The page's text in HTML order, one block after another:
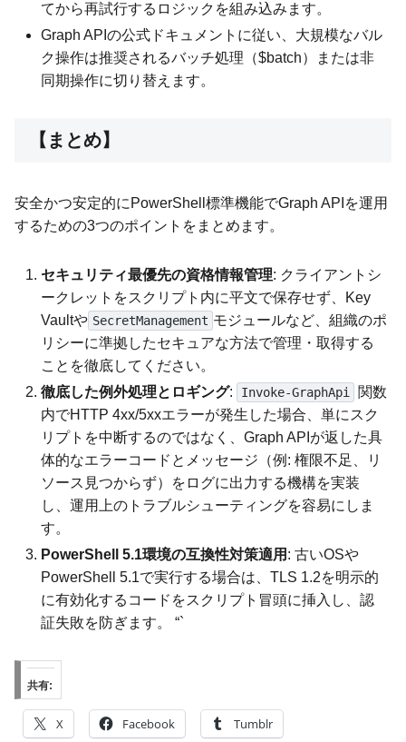
てから再試行するロジックを組み込みます。
Graph APIの公式ドキュメントに従い、大規模なバル
ク操作は推奨されるバッチ処理（$batch）または非
同期操作に切り替えます。
【まとめ】
安全かつ安定的にPowerShell標準機能でGraph APIを運用
するための3つのポイントをまとめます。
セキュリティ最優先の資格情報管理: クライアントシ
ークレットをスクリプト内に平文で保存せず、Key
Vaultや SecretManagement モジュールなど、組織のポ
リシーに準拠したセキュアな方法で管理・取得する
ことを徹底してください。
徹底した例外処理とロギング: Invoke-GraphApi
関数
内でHTTP 4xx/5xxエラーが発生した場合、単にスク
リプトを中断するのではなく、Graph APIが返した具
体的なエラーコードとメッセージ（例: 権限不足、リ
ソース見つからず）をログに出力する機構を実装
し、運用上のトラブルシューティングを容易にしま
す。
PowerShell 5.1環境の互換性対策適用 : 古いOSや
PowerShell 5.1で実行する場合は、TLS 1.2を明示的
に有効化するコードをスクリプト冒頭に挿入し、認
証失敗を防ぎます。 “`
共有:
X Facebook Tumblr